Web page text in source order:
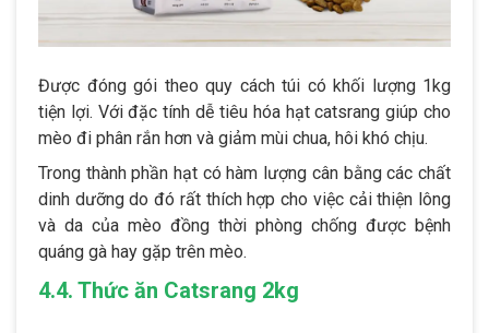
Được đóng gói theo quy cách túi có khối lượng 1kg
tiện lợi. Với đặc tính dễ tiêu hóa hạt catsrang giúp cho
mèo đi phân rắn hơn và giảm mùi chua, hôi khó chịu.
Trong thành phần hạt có hàm lượng cân bằng các chất
dinh dưỡng do đó rất thích hợp cho việc cải thiện lông
và da của mèo đồng thời phòng chống được bệnh
quáng gà hay gặp trên mèo.
4.4. Thức ăn Catsrang 2kg